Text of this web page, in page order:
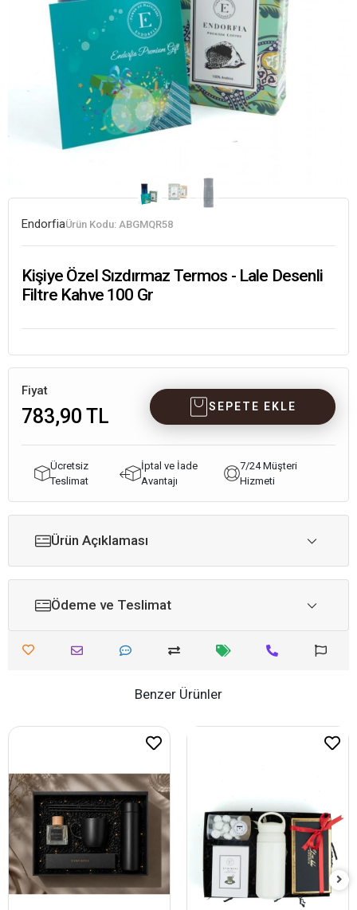
EndorfiaÜrün Kodu: ABGMQR58
Kişiye Özel Sızdırmaz Termos - Lale Desenli
Filtre Kahve 100 Gr
Fiyat
783,90 TL SEPETE EKLE
Ücretsiz
Teslimat
İptal ve İade
Avantajı
7/24 Müşteri
Hizmeti
Ürün Açıklaması
Ödeme ve Teslimat
Benzer Ürünler